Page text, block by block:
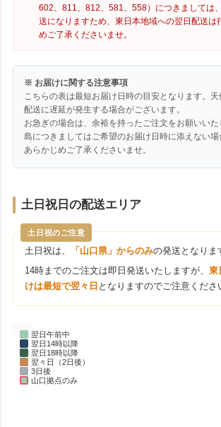
602、811、812、581、558）につきましては
送になりますため、東日本地域への翌日配送は
めご了承くださいませ。
※ お届けに関する注意事項
こちらの表は最短お届け日時の目安となります。天
配送に遅延が発生する場合がございます。
お急ぎの場合は、余裕を持ったご注文をお願いい
島につきましてはご希望のお届け日時に添えない場
あらかじめご了承くださいませ。
土日祝日の配送エリア
土日祝のご注意
土日祝は、 「山口県」からのみの発送となりま
14時までのご注文は即日発送いたしますが、東
けは最短で翌々日 となりますのでご注意くださ
翌日午前中
翌日14時以降
翌日18時以降
翌々日（2日後）
3日後
山口拠点のみ